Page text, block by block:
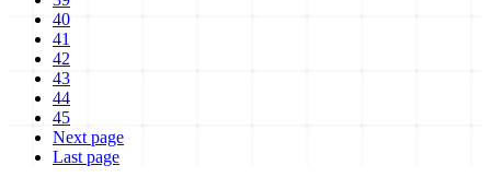
40
41
42
43
44
45
Next page
Last page